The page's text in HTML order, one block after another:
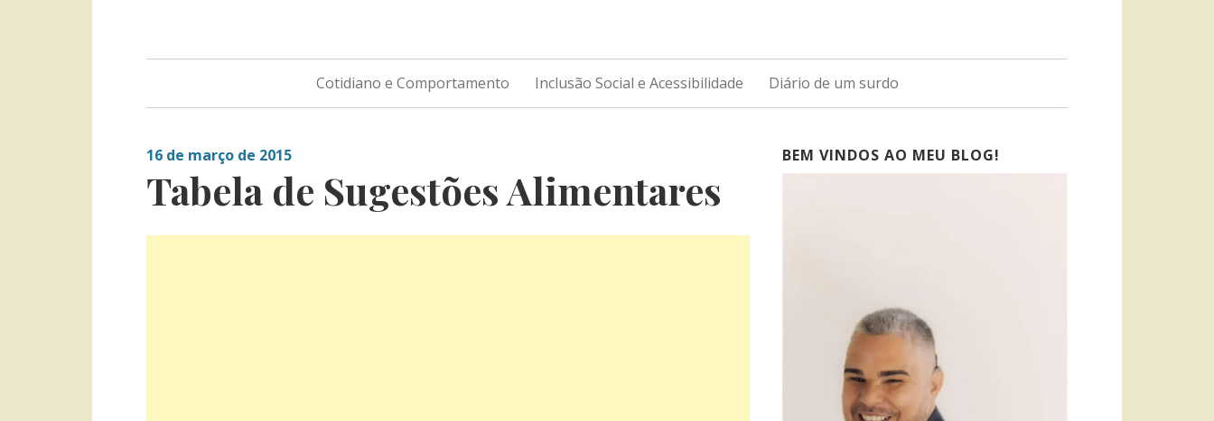
Cotidiano e Comportamento Inclusão Social e Acessibilidade Diário de um surdo
16 de março de 2015
Tabela de Sugestões Alimentares
BEM VINDOS AO MEU BLOG!